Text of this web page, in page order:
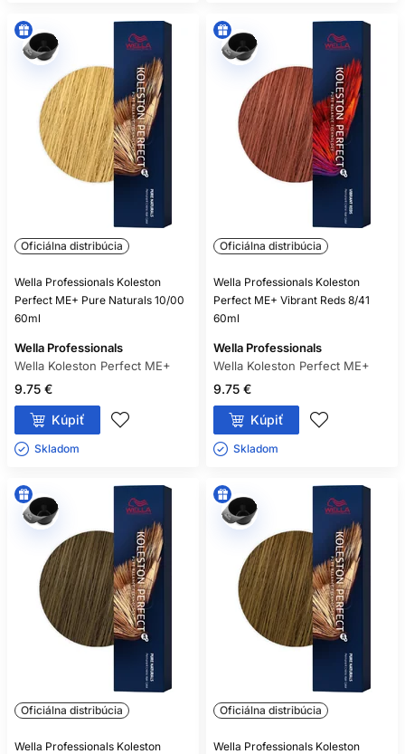
Oficiálna distribúcia
Wella Professionals Koleston
Perfect ME+ Pure Naturals 10/00
60ml
Wella Professionals
Wella Koleston Perfect ME+
9.75 €
Kúpiť
Skladom ㅤ
Oficiálna distribúcia
Wella Professionals Koleston
Perfect ME+ Vibrant Reds 8/41
60ml
Wella Professionals
Wella Koleston Perfect ME+
9.75 €
Kúpiť
Skladom ㅤ
Oficiálna distribúcia
Wella Professionals Koleston
Oficiálna distribúcia
Wella Professionals Koleston